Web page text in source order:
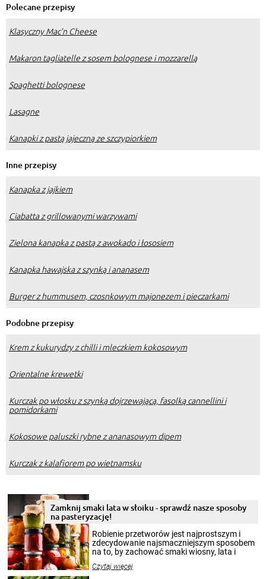
Polecane przepisy
Klasyczny Mac’n Cheese
Makaron tagliatelle z sosem bolognese i mozzarellą
Spaghetti bolognese
Lasagne
Kanapki z pastą jajeczną ze szczypiorkiem
Inne przepisy
Kanapka z jajkiem
Ciabatta z grillowanymi warzywami
Zielona kanapka z pastą z awokado i łososiem
Kanapka hawajska z szynką i ananasem
Burger z hummusem, czosnkowym majonezem i pieczarkami
Podobne przepisy
Krem z kukurydzy z chilli i mleczkiem kokosowym
Orientalne krewetki
Kurczak po włosku z szynką dojrzewającą, fasolką cannellini i
pomidorkami
Kokosowe paluszki rybne z ananasowym dipem
Kurczak z kalafiorem po wietnamsku
Zamknij smaki lata w słoiku - sprawdź nasze sposoby
na pasteryzację!
Robienie przetworów jest najprostszym i
zdecydowanie najsmaczniejszym sposobem
na to, by zachować smaki wiosny, lata i
krajobrazów, by cieszyć nimi oko w sezonie
Czytaj więcej